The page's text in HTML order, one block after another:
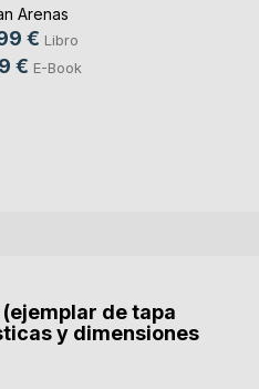
Arenas
€ Libro
€ E-Book
de tapa
y dimensiones